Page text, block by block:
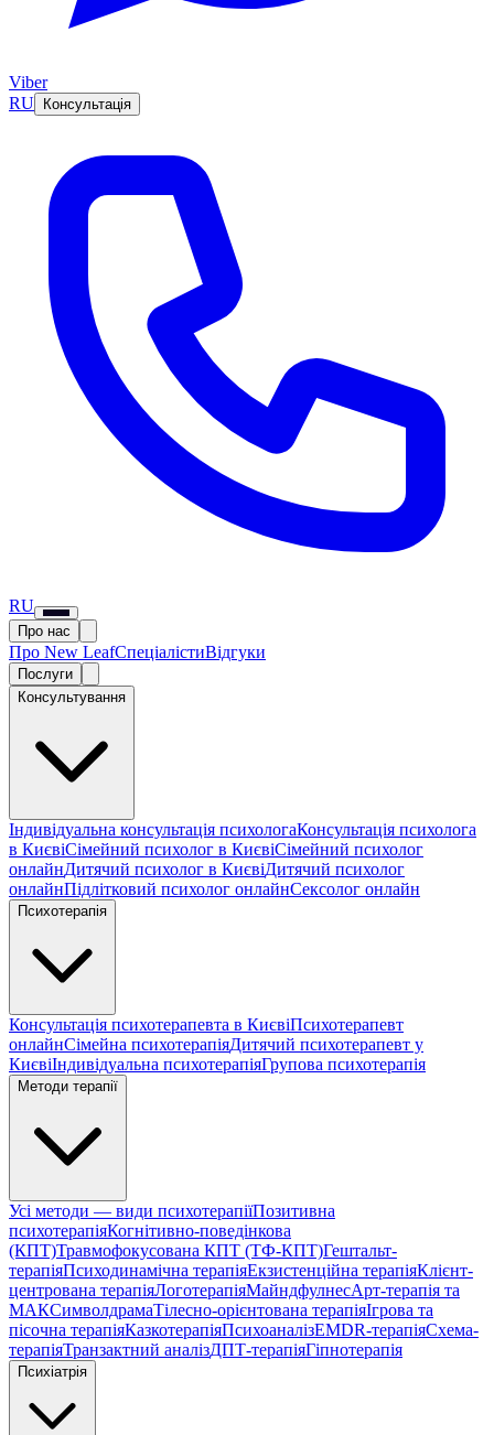
Viber
RU
Консультація
RU
Про нас
Про New LeafСпеціалістиВідгуки
Послуги
Консультування
Індивідуальна консультація психологаКонсультація психолога
в КиєвіСімейний психолог в КиєвіСімейний психолог
онлайнДитячий психолог в КиєвіДитячий психолог
онлайнПідлітковий психолог онлайнСексолог онлайн
Психотерапія
Консультація психотерапевта в КиєвіПсихотерапевт
онлайнСімейна психотерапіяДитячий психотерапевт у
КиєвіІндивідуальна психотерапіяГрупова психотерапія
Методи терапії
Усі методи — види психотерапіїПозитивна
психотерапіяКогнітивно-поведінкова
(КПТ)Травмофокусована КПТ (ТФ-КПТ)Гештальт-
терапіяПсиходинамічна терапіяЕкзистенційна терапіяКлієнт-
центрована терапіяЛоготерапіяМайндфулнесАрт-терапія та
МАКСимволдрамаТілесно-орієнтована терапіяІгрова та
пісочна терапіяКазкотерапіяПсихоаналізEMDR-терапіяСхема-
терапіяТранзактний аналізДПТ-терапіяГіпнотерапія
Психіатрія